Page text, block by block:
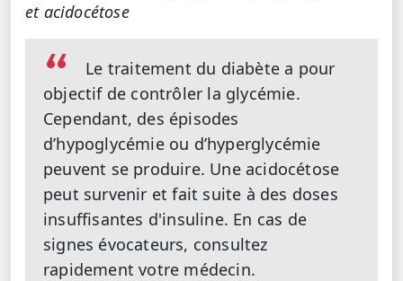
et acidocétose
Le traitement du diabète a pour
objectif de contrôler la glycémie.
Cependant, des épisodes
d’hypoglycémie ou d’hyperglycémie
peuvent se produire. Une acidocétose
peut survenir et fait suite à des doses
insuffisantes d'insuline. En cas de
signes évocateurs, consultez
rapidement votre médecin.